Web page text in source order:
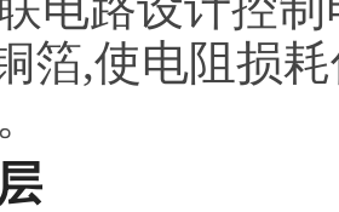
箔,使电阻损